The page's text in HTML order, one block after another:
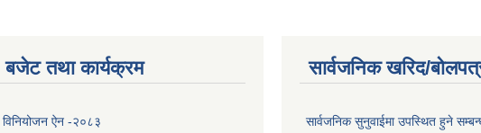
बजेट तथा कार्यक्रम
विनियोजन ऐन -२०८३
सार्वजनिक खरिद/
सार्वजनिक सुनुवाईमा उपस्थित हुने